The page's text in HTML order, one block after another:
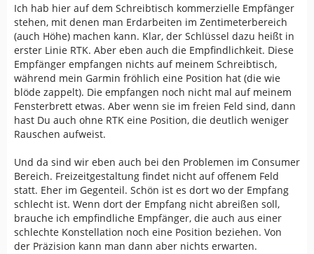
Ich hab hier auf dem Schreibtisch kommerzielle Empfänger
stehen, mit denen man Erdarbeiten im Zentimeterbereich
(auch Höhe) machen kann. Klar, der Schlüssel dazu heißt in
erster Linie RTK. Aber eben auch die Empfindlichkeit. Diese
Empfänger empfangen nichts auf meinem Schreibtisch,
während mein Garmin fröhlich eine Position hat (die wie
blöde zappelt). Die empfangen noch nicht mal auf meinem
Fensterbrett etwas. Aber wenn sie im freien Feld sind, dann
hast Du auch ohne RTK eine Position, die deutlich weniger
Rauschen aufweist.
Und da sind wir eben auch bei den Problemen im Consumer
Bereich. Freizeitgestaltung findet nicht auf offenem Feld
statt. Eher im Gegenteil. Schön ist es dort wo der Empfang
schlecht ist. Wenn dort der Empfang nicht abreißen soll,
brauche ich empfindliche Empfänger, die auch aus einer
schlechte Konstellation noch eine Position beziehen. Von
der Präzision kann man dann aber nichts erwarten.